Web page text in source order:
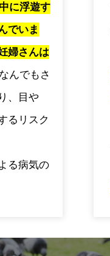
に浮遊す
でいま
婦さんは
んでもさ
、目や
るリスク
る病気の